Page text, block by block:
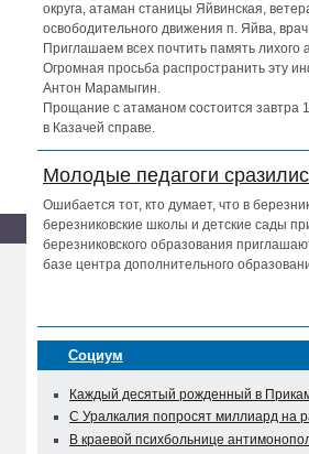
округа, атаман станицы Яйвинская,
освободительного движения п. Яйва,
Приглашаем всех почтить память
Огромная просьба распространить эту
Антон Марамыгин.
Прощание с атаманом состоится завтра
в Казачей справе.
Молодые педагоги
Ошибается тот, кто думает, что в
березниковские школы и детские сады
березниковского образования
базе центра дополнительного
Социум
Каждый десятый рожденный в
С Уралкалия попросят миллиард на
В краевой психбольнице